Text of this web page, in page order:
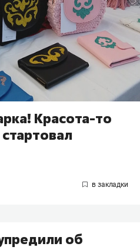
Красота-то
об